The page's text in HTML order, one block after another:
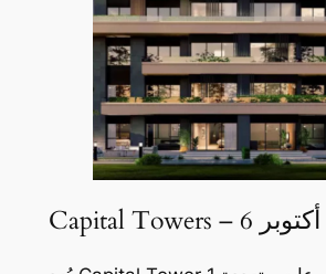
Capital Towers – 6 أكتوبر